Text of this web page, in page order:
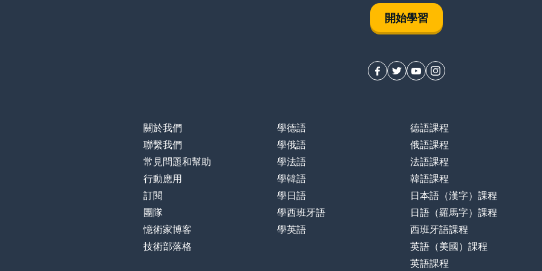
開始學習
關於我們
聯繫我們
常見問題和幫助
行動應用
訂閱
團隊
憶術家博客
技術部落格
學德語
學俄語
學法語
學韓語
學日語
學西班牙語
學英語
德語課程
俄語課程
法語課程
韓語課程
日本語（漢字）課程
日語（羅馬字）課程
西班牙語課程
英語（美國）課程
英語課程